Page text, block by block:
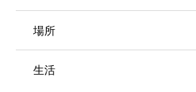
場所
生活